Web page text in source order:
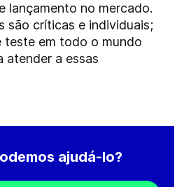
lançamento no mercado.
são críticas e individuais;
teste em todo o mundo
atender a essas
ajudá-lo?